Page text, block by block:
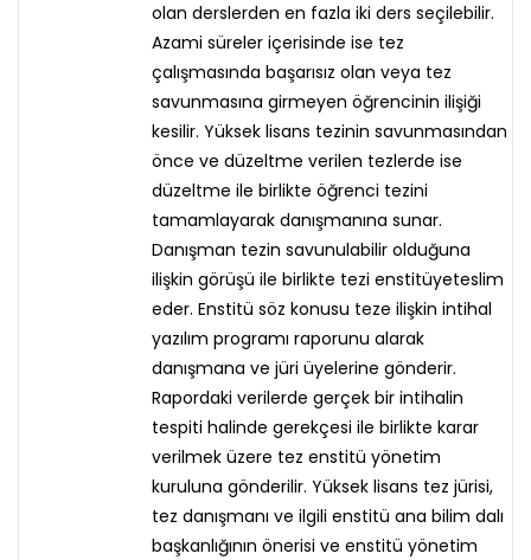
olan derslerden en fazla iki ders seçilebilir.
Azami süreler içerisinde ise tez
çalışmasında başarısız olan veya tez
savunmasına girmeyen öğrencinin ilişiği
kesilir. Yüksek lisans tezinin savunmasından
önce ve düzeltme verilen tezlerde ise
düzeltme ile birlikte öğrenci tezini
tamamlayarak danışmanına sunar.
Danışman tezin savunulabilir olduğuna
ilişkin görüşü ile birlikte tezi enstitüyeteslim
eder. Enstitü söz konusu teze ilişkin intihal
yazılım programı raporunu alarak
danışmana ve jüri üyelerine gönderir.
Rapordaki verilerde gerçek bir intihalin
tespiti halinde gerekçesi ile birlikte karar
verilmek üzere tez enstitü yönetim
kuruluna gönderilir. Yüksek lisans tez jürisi,
tez danışmanı ve ilgili enstitü ana bilim dalı
başkanlığının önerisi ve enstitü yönetim